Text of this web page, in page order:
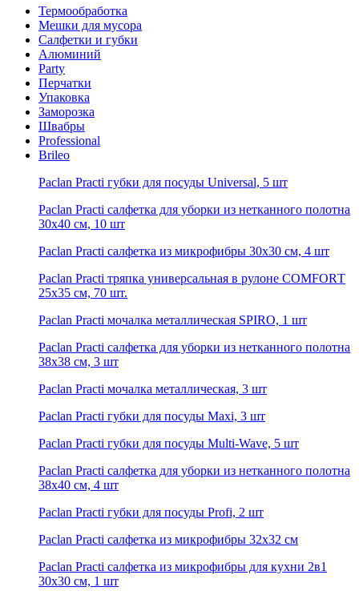
Термообработка
Мешки для мусора
Салфетки и губки
Алюминий
Party
Перчатки
Упаковка
Заморозка
Швабры
Professional
Brileo
Paclan Practi губки для посуды Universal, 5 шт
Paclan Practi салфетка для уборки из нетканного полотна
30х40 см, 10 шт
Paclan Practi салфетка из микрофибры 30х30 см, 4 шт
Paclan Practi тряпка универсальная в рулоне COMFORТ
25х35 см, 70 шт.
Paclan Practi мочалка металлическая SPIRO, 1 шт
Paclan Practi салфетка для уборки из нетканного полотна
38х38 см, 3 шт
Paclan Practi мочалка металлическая, 3 шт
Paclan Practi губки для посуды Maxi, 3 шт
Paclan Practi губки для посуды Multi-Wave, 5 шт
Paclan Practi салфетка для уборки из нетканного полотна
38х40 см, 4 шт
Paclan Practi губки для посуды Profi, 2 шт
Paclan Practi салфетка из микрофибры 32х32 см
Paclan Practi салфетка из микрофибры для кухни 2в1
30х30 см, 1 шт